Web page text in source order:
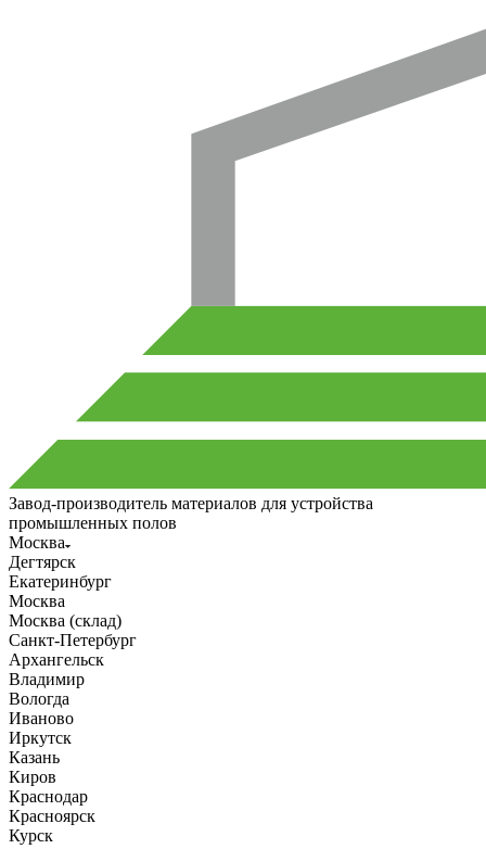
Завод-производитель материалов для устройства
промышленных полов
Москва
Дегтярск
Екатеринбург
Москва
Москва (склад)
Санкт-Петербург
Архангельск
Владимир
Вологда
Иваново
Иркутск
Казань
Киров
Краснодар
Красноярск
Курск